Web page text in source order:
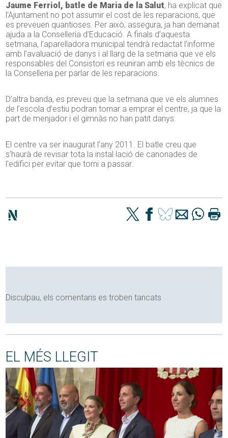
Jaume Ferriol, batle de Maria de la Salut, ha explicat que
l’Ajuntament no pot assumir el cost de les reparacions, que
es preveuen quantioses. Per això, assegura, ja han demanat
ajuda a la Conselleria d’Educació. A finals d’aquesta
setmana, l’aparelladora municipal tendrà redactat l’informe
amb l’avaluació de danys i al llarg de la setmana que ve els
responsables del Consistori es reuniran amb els tècnics de
la Conselleria per parlar de les reparacions.
D’altra banda, es preveu que la setmana que ve els alumnes
de l’escola d’estiu podran tornar a emprar el centre, ja que la
part de menjador i el gimnàs no han patit danys.
El centre va ser inaugurat l’any 2011. El batle creu que
s’haurà de revisar tota la instal·lació de canonades de
l’edifici per evitar que torni a passar.
Disculpau, els comentaris es troben tancats
EL MÉS LLEGIT